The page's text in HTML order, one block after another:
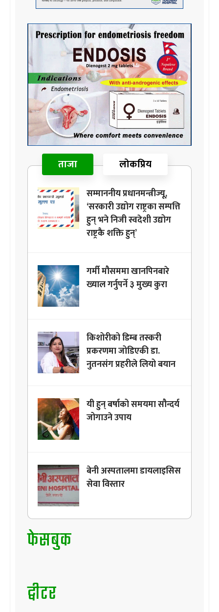
ताजा लोकप्रिय
सम्माननीय प्रधानमन्त्रीज्यू,
‘सरकारी उद्योग राष्ट्रका सम्पत्ति
हुन् भने निजी स्वदेशी उद्योग
राष्ट्रकै शक्ति हुन्’
गर्मी मौसममा खानपिनबारे
ख्याल गर्नुपर्ने ३ मुख्य कुरा
किशोरीको डिम्ब तस्करी
प्रकरणमा जोडिएकी डा.
नुतनसंग प्रहरीले लियो बयान
यी हुन् बर्षाको समयमा सौन्दर्य
जोगाउने उपाय
बेनी अस्पतालमा डायलाइसिस
सेवा विस्तार
फेसबुक
ट्वीटर